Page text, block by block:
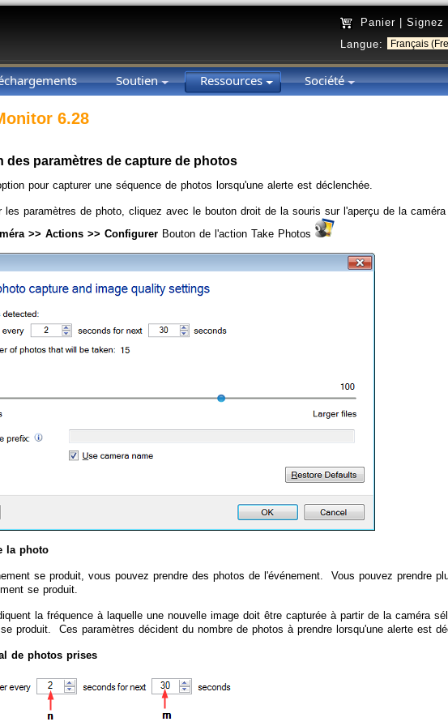
Panier
Signez
Langue:
Soutien Ressources Société
6.28
des paramètres de capture de photos
pour capturer une séquence de photos lorsqu'une alerte est déclenchée.
les paramètres de photo, cliquez avec le bouton droit de la souris sur l'aperçu de la
>> Actions >> Configurer Bouton de l'action Take Photos
la photo
se produit, vous pouvez prendre des photos de l'événement. Vous pouvez prendre
se produit.
la fréquence à laquelle une nouvelle image doit être capturée à partir de la caméra
produit. Ces paramètres décident du nombre de photos à prendre lorsqu'une alerte est
de photos prises